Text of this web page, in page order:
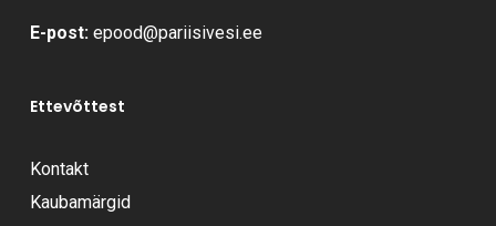
E-post: epood@pariisivesi.ee
Ettevõttest
Kontakt
Kaubamärgid